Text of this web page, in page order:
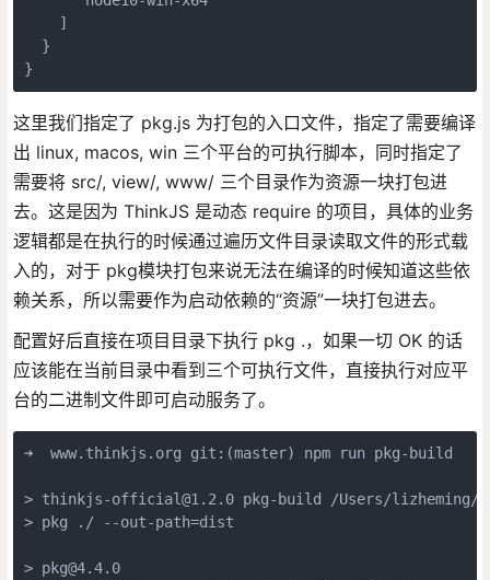
    ]
  }
}
这里我们指定了 pkg.js 为打包的入口文件，指定了需要编译
出 linux, macos, win 三个平台的可执行脚本，同时指定了
需要将 src/, view/, www/ 三个目录作为资源一块打包进
去。这是因为 ThinkJS 是动态 require 的项目，具体的业务
逻辑都是在执行的时候通过遍历文件目录读取文件的形式载
入的，对于 pkg模块打包来说无法在编译的时候知道这些依
赖关系，所以需要作为启动依赖的“资源”一块打包进去。
配置好后直接在项目目录下执行 pkg .，如果一切 OK 的话
应该能在当前目录中看到三个可执行文件，直接执行对应平
台的二进制文件即可启动服务了。
➜  www.thinkjs.org git:(master) npm run pkg-build
> thinkjs-official@1.2.0 pkg-build /Users/lizheming/
> pkg ./ --out-path=dist
> pkg@4.4.0